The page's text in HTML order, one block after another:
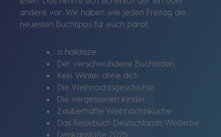
andere vor. Wir haben wie jeden Freitag die
neuesten Buchtipps für euch parat.
a holidaze
Der verschwundene Buchladen
Kein Winter ohne dich
Die Weihnachtsgeschichte
Die vergessenen Kinder
Zauberhafte Weihnachtsküche
Das Reisebuch Deutschlands Welterbe
Denkanstöße 2025